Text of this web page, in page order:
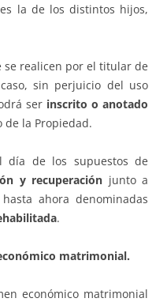
la de los distintos hijos,
se realicen por el titular de
sin perjuicio del uso
ser inscrito o anotado
de la Propiedad.
día de los supuestos de
y recuperación junto a
ahora denominadas
.
matrimonial.
económico matrimonial